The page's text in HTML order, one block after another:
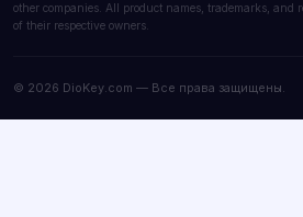
other companies. All product names, trademarks, and
of their respective owners.
© 2026 DioKey.com — Все права защищены.